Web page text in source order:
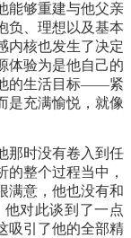
能够重建与他父亲
负、理想以及基本
内核也发生了决定
体验为是他自己的
的生活目标——紧
充满愉悦，就像
那时没有卷入到任
整个过程当中，
满意，他也没有和
对此谈到了一点
吸引了他的全部精